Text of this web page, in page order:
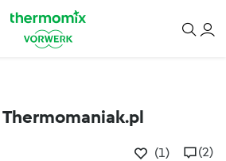
Thermomaniak.pl
(1) (2)